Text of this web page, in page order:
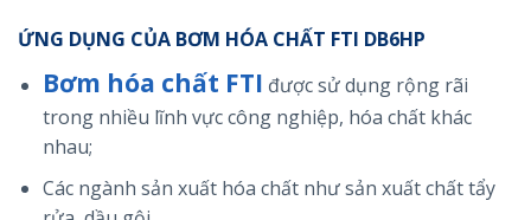
ỨNG DỤNG CỦA BƠM HÓA CHẤT FTI DB6HP
Bơm hóa chất FTI được sử dụng rộng rãi
trong nhiều lĩnh vực công nghiệp, hóa chất khác
nhau;
Các ngành sản xuất hóa chất như sản xuất chất tẩy